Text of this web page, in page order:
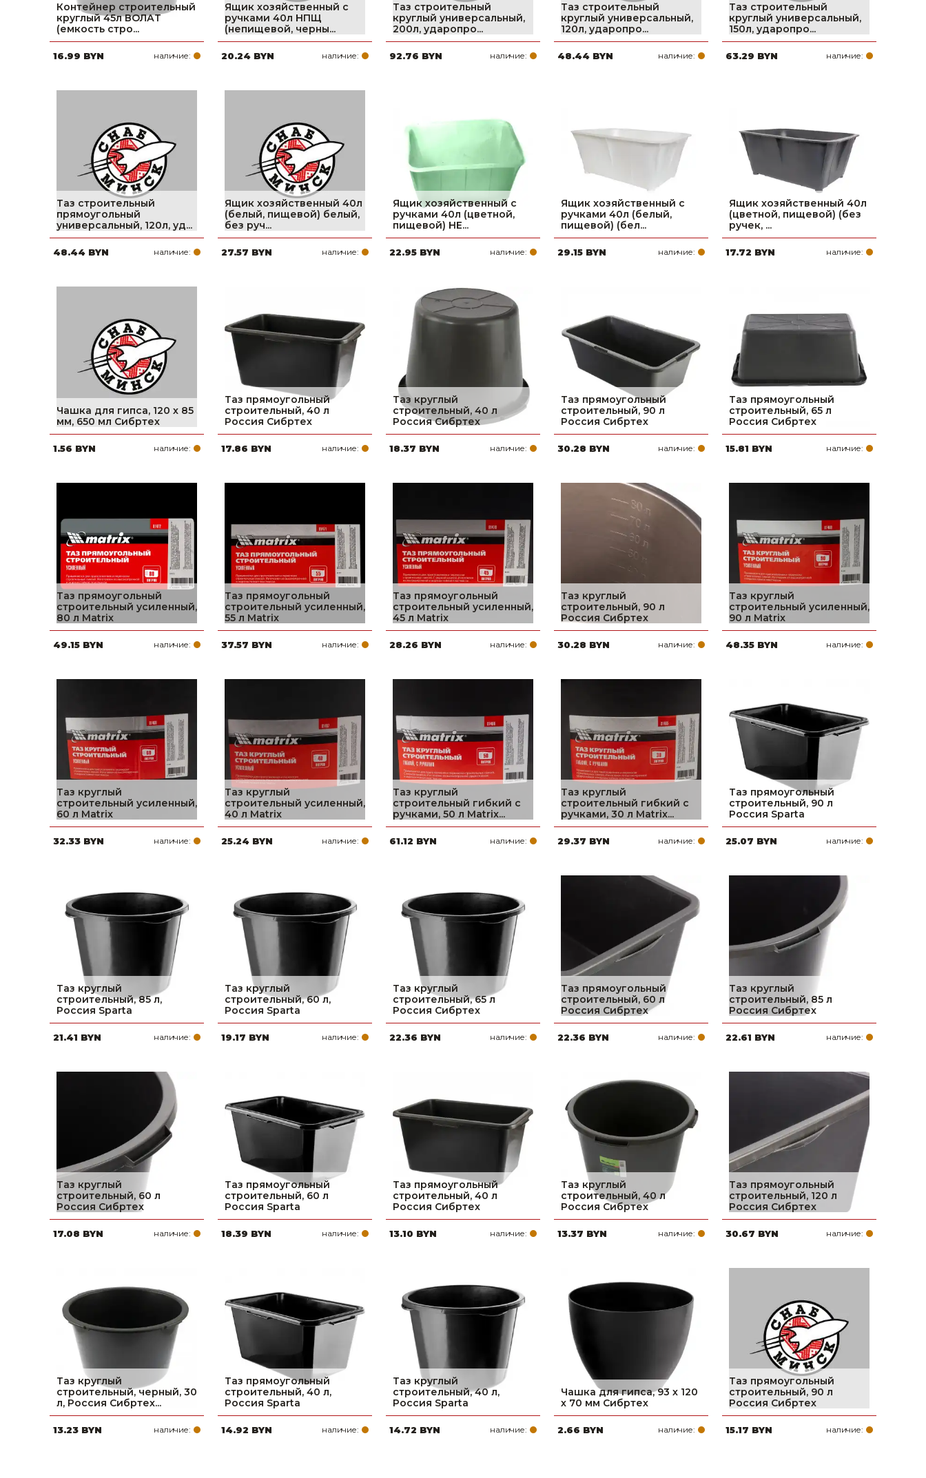
Контейнер строительный
круглый 45л ВОЛАТ
(емкость стро...
16.99 BYN наличие:
Ящик хозяйственный с
ручками 40л НПЩ
(непищевой, черны...
20.24 BYN наличие:
Таз строительный
круглый универсальный,
200л, ударопро...
92.76 BYN наличие:
Таз строительный
круглый универсальный,
120л, ударопро...
48.44 BYN наличие:
Таз строительный
круглый универсальный,
150л, ударопро...
63.29 BYN наличие:
Таз строительный
прямоугольный
универсальный, 120л, уд...
48.44 BYN наличие:
Ящик хозяйственный 40л
(белый, пищевой) белый,
без руч...
27.57 BYN наличие:
Ящик хозяйственный с
ручками 40л (цветной,
пищевой) НЕ...
22.95 BYN наличие:
Ящик хозяйственный с
ручками 40л (белый,
пищевой) (бел...
29.15 BYN наличие:
Ящик хозяйственный 40л
(цветной, пищевой) (без
ручек, ...
17.72 BYN наличие:
Чашка для гипса, 120 х 85
мм, 650 мл Сибртех
1.56 BYN наличие:
Таз прямоугольный
строительный, 40 л
Россия Сибртех
17.86 BYN наличие:
Таз круглый
строительный, 40 л
Россия Сибртех
18.37 BYN наличие:
Таз прямоугольный
строительный, 90 л
Россия Сибртех
30.28 BYN наличие:
Таз прямоугольный
строительный, 65 л
Россия Сибртех
15.81 BYN наличие:
Таз прямоугольный
строительный усиленный,
80 л Matrix
49.15 BYN наличие:
Таз прямоугольный
строительный усиленный,
55 л Matrix
37.57 BYN наличие:
Таз прямоугольный
строительный усиленный,
45 л Matrix
28.26 BYN наличие:
Таз круглый
строительный, 90 л
Россия Сибртех
30.28 BYN наличие:
Таз круглый
строительный усиленный,
90 л Matrix
48.35 BYN наличие:
Таз круглый
строительный усиленный,
60 л Matrix
32.33 BYN наличие:
Таз круглый
строительный усиленный,
40 л Matrix
25.24 BYN наличие:
Таз круглый
строительный гибкий с
ручками, 50 л Matrix...
61.12 BYN наличие:
Таз круглый
строительный гибкий с
ручками, 30 л Matrix...
29.37 BYN наличие:
Таз прямоугольный
строительный, 90 л
Россия Sparta
25.07 BYN наличие:
Таз круглый
строительный, 85 л,
Россия Sparta
21.41 BYN наличие:
Таз круглый
строительный, 60 л,
Россия Sparta
19.17 BYN наличие:
Таз круглый
строительный, 65 л
Россия Сибртех
22.36 BYN наличие:
Таз прямоугольный
строительный, 60 л
Россия Сибртех
22.36 BYN наличие:
Таз круглый
строительный, 85 л
Россия Сибртех
22.61 BYN наличие:
Таз круглый
строительный, 60 л
Россия Сибртех
17.08 BYN наличие:
Таз прямоугольный
строительный, 60 л
Россия Sparta
18.39 BYN наличие:
Таз прямоугольный
строительный, 40 л
Россия Сибртех
13.10 BYN наличие:
Таз круглый
строительный, 40 л
Россия Сибртех
13.37 BYN наличие:
Таз прямоугольный
строительный, 120 л
Россия Сибртех
30.67 BYN наличие:
Таз круглый
строительный, черный, 30
л, Россия Сибртех...
13.23 BYN наличие:
Таз прямоугольный
строительный, 40 л,
Россия Sparta
14.92 BYN наличие:
Таз круглый
строительный, 40 л,
Россия Sparta
14.72 BYN наличие:
Чашка для гипса, 93 х 120
х 70 мм Сибртех
2.66 BYN наличие:
Таз прямоугольный
строительный, 90 л
Россия Сибртех
15.17 BYN наличие: